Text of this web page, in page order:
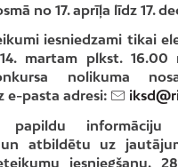
no 17. aprīļa līdz 17.
iesniedzami tikai
martam plkst. 16.00
nolikuma
e-pasta adresi:
informāciju
atbildētu uz
iesniegšanu,